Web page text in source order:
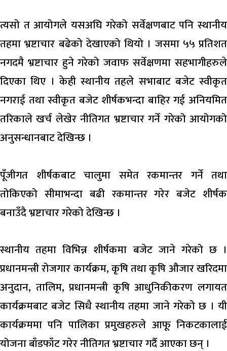
त्यसो त आयोगले यसअघि गरेको सर्वेक्षणबाट पनि स्थानीय
तहमा भ्रष्टाचार बढेको देखाएको थियो । जसमा ५५ प्रतिशत
नगदमै भ्रष्टाचार हुने गरेको जवाफ सर्वेक्षणमा सहभागीहरुले
दिएका थिए । केही स्थानीय तहले सभाबाट बजेट स्वीकृत
नगराई तथा स्वीकृत बजेट शीर्षकभन्दा बाहिर गई अनियमित
तरिकाले खर्च लेखेर नीतिगत भ्रष्टाचार गर्ने गरेको आयोगको
अनुसन्धानबाट देखिन्छ ।
पूँजीगत शीर्षकबाट चालुमा समेत रकमान्तर गर्ने तथा
तोकिएको सीमाभन्दा बढी रकमान्तर गरेर बजेट शीर्षक
बनाउँदै भ्रष्टाचार गरेको देखिन्छ ।
स्थानीय तहमा विभिन्न शीर्षकमा बजेट जाने गरेको छ ।
प्रधानमन्त्री रोजगार कार्यक्रम, कृषि तथा कृषि औजार खरिदमा
अनुदान, तालिम, प्रधानमन्त्री कृषि आधुनिकीकरण लगायत
कार्यक्रमबाट बजेट सिधै स्थानीय तहमा जाने गरेको छ । यी
कार्यक्रममा पनि पालिका प्रमुखहरुले आफू निकटकालाई
योजना बाँडफाँट गरेर नीतिगत भ्रष्टाचार गर्दै आएका छन् ।